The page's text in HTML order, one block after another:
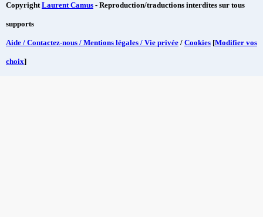
CopyrightLaurent Camus - Reproduction/traductions interdites sur tous
supports
Aide / Contactez-nous / Mentions légales / Vie privée / Cookies [Modifier vos
choix]